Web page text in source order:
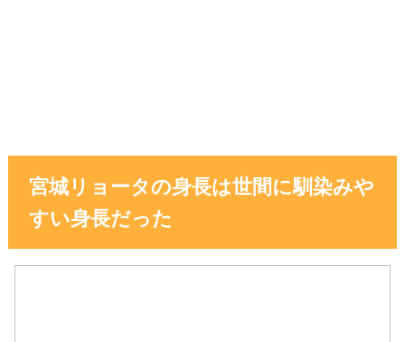
宮城リョータの身長は世間に馴染みや
すい身長だった